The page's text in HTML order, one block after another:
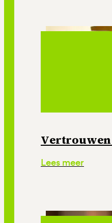
Vertrouwen
Lees meer